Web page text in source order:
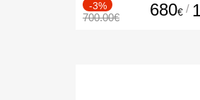
-3%
700.00€ 680€ /